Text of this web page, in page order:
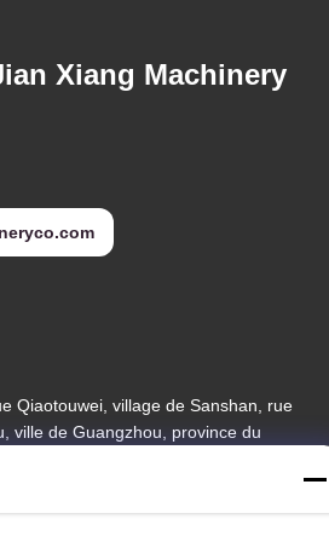
Xiang Machinery
Qiaotouwei, village de Sanshan, rue
ville de Guangzhou, province du